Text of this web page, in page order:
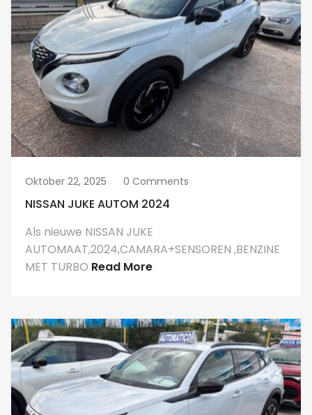
Oktober 22, 2025 0 Comments
NISSAN JUKE AUTOM 2024
Als nieuwe NISSAN JUKE
AUTOMAAT,2024,CAMARA+SENSOREN ,BENZINE
MET TURBO Read More